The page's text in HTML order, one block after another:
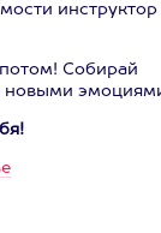
инструктор
Собирай
новыми